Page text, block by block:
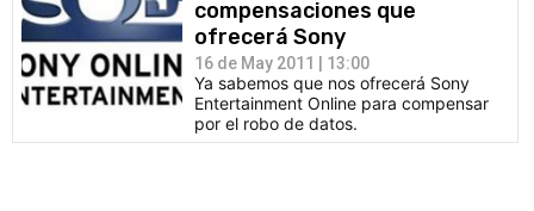
compensaciones que
ofrecerá Sony
16 de May 2011 | 13:00
Ya sabemos que nos ofrecerá Sony
Entertainment Online para compensar
por el robo de datos.